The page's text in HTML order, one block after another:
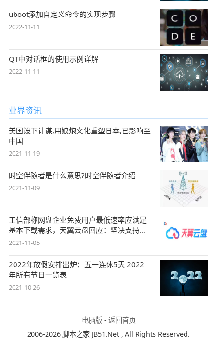
uboot添加自定义命令的实现步骤
2022-11-11
QT中对话框的使用示例详解
2022-11-11
业界资讯
美国设下计谋,用娘炮文化重塑日本,已影响至
中国
2021-11-19
时空伴随者是什么意思?时空伴随者介绍
2021-11-09
工信部称网盘企业免费用户最低速率应满足
基本下载需求，天翼云盘回应：坚决支持，
始终
2021-11-05
2022年放假安排出炉：五一连休5天 2022
年所有节日一览表
2021-10-26
电脑版- 返回首页
2006-2026 脚本之家 JB51.Net , All Rights Reserved.